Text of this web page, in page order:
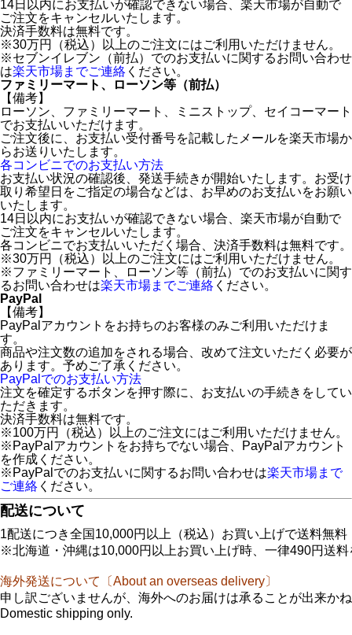
14日以内にお支払いが確認できない場合、楽天市場が自動で
ご注文をキャンセルいたします。
決済手数料は無料です。
※30万円（税込）以上のご注文にはご利用いただけません。
※セブンイレブン（前払）でのお支払いに関するお問い合わせ
は楽天市場までご連絡 ください。
ファミリーマート、ローソン等（前払）
【備考】
ローソン、ファミリーマート、ミニストップ、セイコーマート
でお支払いいただけます。
ご注文後に、お支払い受付番号を記載したメールを楽天市場か
らお送りいたします。
各コンビニでのお支払い方法
お支払い状況の確認後、発送手続きが開始いたします。お受け
取り希望日をご指定の場合などは、お早めのお支払いをお願い
いたします。
14日以内にお支払いが確認できない場合、楽天市場が自動で
ご注文をキャンセルいたします。
各コンビニでお支払いいただく場合、決済手数料は無料です。
※30万円（税込）以上のご注文にはご利用いただけません。
※ファミリーマート、ローソン等（前払）でのお支払いに関す
るお問い合わせは楽天市場までご連絡 ください。
PayPal
【備考】
PayPalアカウントをお持ちのお客様のみご利用いただけま
す。
商品や注文数の追加をされる場合、改めて注文いただく必要が
あります。予めご了承ください。
PayPalでのお支払い方法
注文を確定するボタンを押す際に、お支払いの手続きをしてい
ただきます。
決済手数料は無料です。
※100万円（税込）以上のご注文にはご利用いただけません。
※PayPalアカウントをお持ちでない場合、PayPalアカウント
を作成ください。
※PayPalでのお支払いに関するお問い合わせは楽天市場まで
ご連絡 ください。
配送について
1配送につき全国10,000円以上（税込）お買い上げで送料無料
※北海道・沖縄は10,000円以上お買い上げ時、一律490円送
海外発送について〔About an overseas delivery〕
申し訳ございませんが、海外へのお届けは承ることが出来か
Domestic shipping only.